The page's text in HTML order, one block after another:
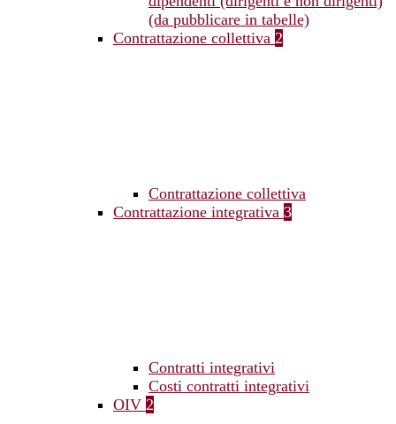
(da pubblicare in tabelle)
Contrattazione collettiva 2
Contrattazione collettiva
Contrattazione integrativa 3
Contratti integrativi
Costi contratti integrativi
OIV 2